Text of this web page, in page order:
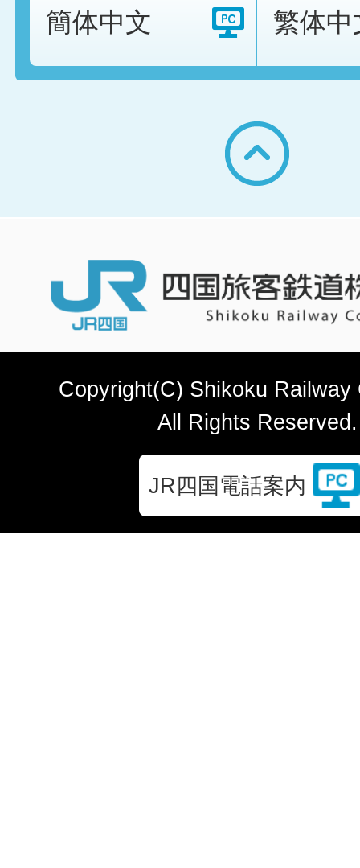
簡体中文 繁体中
Copyright(C) Shikoku Railway
All Rights Reserved.
JR四国電話案内